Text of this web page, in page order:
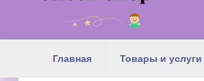
Главная Товары и услуги